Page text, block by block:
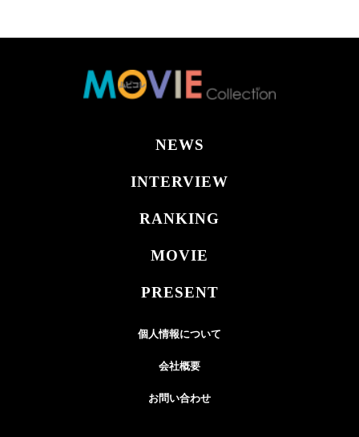
NEWS
INTERVIEW
RANKING
MOVIE
PRESENT
個人情報について
会社概要
お問い合わせ